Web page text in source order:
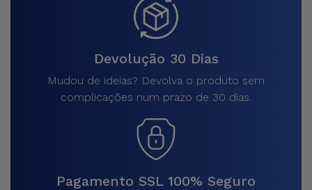
Devolução 30 Dias
Mudou de ideias? Devolva o produto sem
complicações num prazo de 30 dias.
Pagamento SSL 100% Seguro